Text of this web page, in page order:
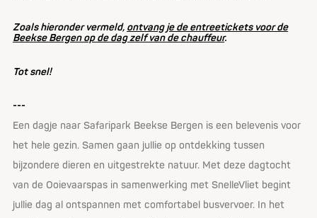
Zoals hieronder vermeld, ontvang je de entreetickets voor de
Beekse Bergen op de dag zelf van de chauffeur.
Tot snel!
---
Een dagje naar Safaripark Beekse Bergen is een belevenis voor
het hele gezin. Samen gaan jullie op ontdekking tussen
bijzondere dieren en uitgestrekte natuur. Met deze dagtocht
van de Ooievaarspas in samenwerking met SnelleVliet begint
jullie dag al ontspannen met comfortabel busvervoer. In het